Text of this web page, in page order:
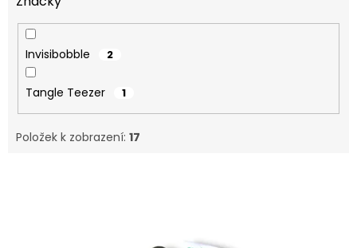
Invisibobble 2
Tangle Teezer 1
Položek k zobrazení: 17